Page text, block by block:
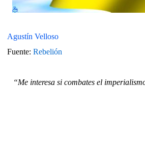
Agustín Velloso
Fuente: Rebelión
“Me interesa si combates el